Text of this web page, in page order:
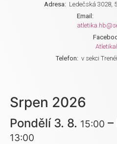
Adresa: Ledečská 3028,
Email:
Telefon: v sekci
Srpen 2026
Pondělí 3. 8. 15:00 –
13:00